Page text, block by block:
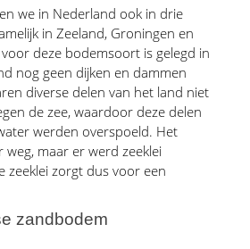
we in Nederland ook in drie
in Zeeland, Groningen en
deze bodemsoort is gelegd in
nog geen dijken en dammen
diverse delen van het land niet
de zee, waardoor deze delen
werden overspoeld. Het
maar er werd zeeklei
zeeklei zorgt dus voor een
zandbodem